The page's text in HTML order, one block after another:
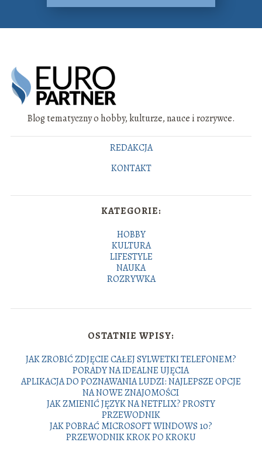
Blog tematyczny o hobby, kulturze, nauce i rozrywce.
REDAKCJA
KONTAKT
KATEGORIE:
HOBBY
KULTURA
LIFESTYLE
NAUKA
ROZRYWKA
OSTATNIE WPISY:
JAK ZROBIĆ ZDJĘCIE CAŁEJ SYLWETKI TELEFONEM?
PORADY NA IDEALNE UJĘCIA
APLIKACJA DO POZNAWANIA LUDZI: NAJLEPSZE OPCJE
NA NOWE ZNAJOMOŚCI
JAK ZMIENIĆ JĘZYK NA NETFLIX? PROSTY
PRZEWODNIK
JAK POBRAĆ MICROSOFT WINDOWS 10?
PRZEWODNIK KROK PO KROKU